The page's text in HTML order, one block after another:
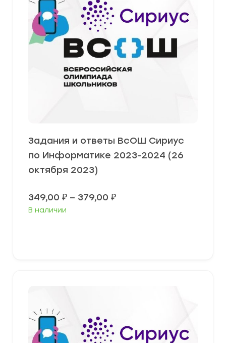
Задания и ответы ВсОШ Сириус
по Информатике 2023-2024 (26
октября 2023)
349,00 ₽ – 379,00 ₽Диапазон
В наличии